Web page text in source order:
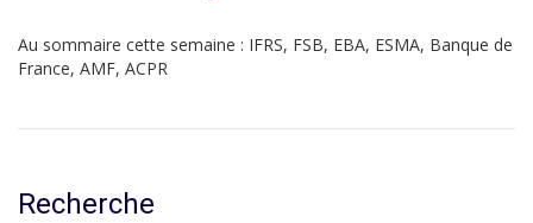
Au sommaire cette semaine : IFRS, FSB, EBA, ESMA, Banque de
France, AMF, ACPR
Recherche